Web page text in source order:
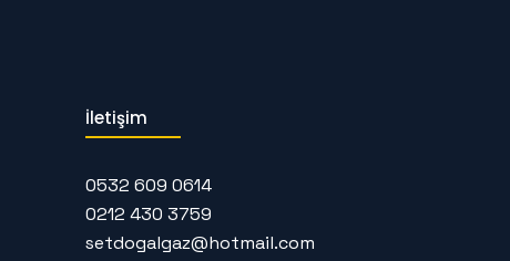
İletişim
0532 609 0614
0212 430 3759
setdogalgaz@hotmail.com